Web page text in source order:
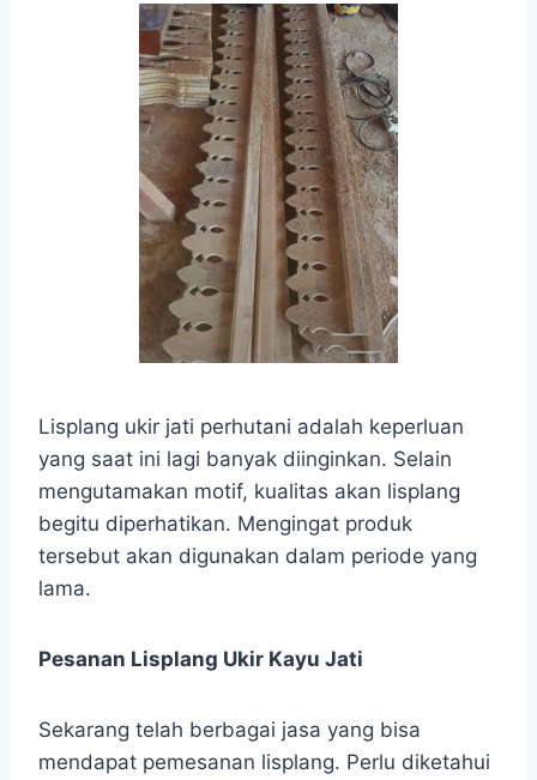
Lisplang ukir jati perhutani adalah keperluan
yang saat ini lagi banyak diinginkan. Selain
mengutamakan motif, kualitas akan lisplang
begitu diperhatikan. Mengingat produk
tersebut akan digunakan dalam periode yang
lama.
Pesanan Lisplang Ukir Kayu Jati
Sekarang telah berbagai jasa yang bisa
mendapat pemesanan lisplang. Perlu diketahui